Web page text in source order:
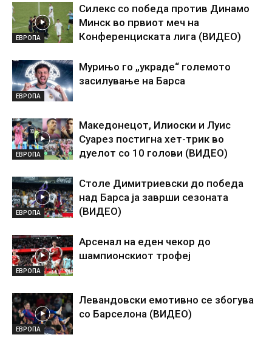
ЕВРОПА
Силекс со победа против Динамо
Минск во првиот меч на
Конференциската лига (ВИДЕО)
ЕВРОПА
Мурињо го „украде“ големото
засилување на Барса
ЕВРОПА
Македонецот, Илиоски и Луис
Суарез постигна хет-трик во
дуелот со 10 голови (ВИДЕО)
ЕВРОПА
Столе Димитриевски до победа
над Барса ја заврши сезоната
(ВИДЕО)
ЕВРОПА
Арсенал на еден чекор до
шампионскиот трофеј
ЕВРОПА
Левандовски емотивно се збогува
со Барселона (ВИДЕО)